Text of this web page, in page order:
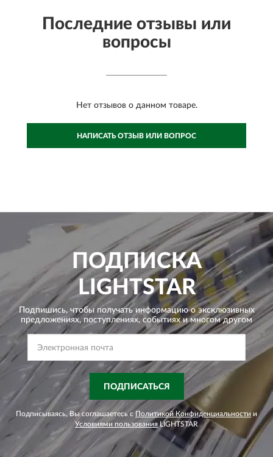
Последние отзывы или
вопросы
Нет отзывов о данном товаре.
НАПИСАТЬ ОТЗЫВ ИЛИ ВОПРОС
ПОДПИСКА
LIGHTSTAR
Подпишись, чтобы получать информацию о эксклюзивных
предложениях, поступлениях, событиях и многом другом
ПОДПИСАТЬСЯ
Подписываясь, Вы соглашаетесь с Политикой Конфиденциальности и
Условиями пользованияLIGHTSTAR